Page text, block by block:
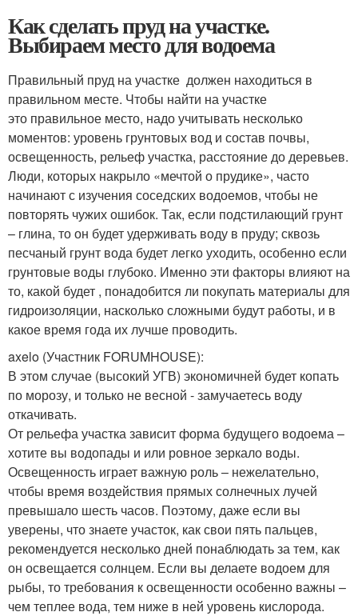
Как сделать пруд на участке.
Выбираем место для водоема
Правильный пруд на участке должен находиться в
правильном месте. Чтобы найти на участке
это правильное место, надо учитывать несколько
моментов: уровень грунтовых вод и состав почвы,
освещенность, рельеф участка, расстояние до деревьев.
Люди, которых накрыло «мечтой о прудике», часто
начинают с изучения соседских водоемов, чтобы не
повторять чужих ошибок. Так, если подстилающий грунт
– глина, то он будет удерживать воду в пруду; сквозь
песчаный грунт вода будет легко уходить, особенно если
грунтовые воды глубоко. Именно эти факторы влияют на
то, какой будет , понадобится ли покупать материалы для
гидроизоляции, насколько сложными будут работы, и в
какое время года их лучше проводить.
axelo (Участник FORUMHOUSE):
В этом случае (высокий УГВ) экономичней будет копать
по морозу, и только не весной - замучаетесь воду
откачивать.
От рельефа участка зависит форма будущего водоема –
хотите вы водопады и или ровное зеркало воды.
Освещенность играет важную роль – нежелательно,
чтобы время воздействия прямых солнечных лучей
превышало шесть часов. Поэтому, даже если вы
уверены, что знаете участок, как свои пять пальцев,
рекомендуется несколько дней понаблюдать за тем, как
он освещается солнцем. Если вы делаете водоем для
рыбы, то требования к освещенности особенно важны –
чем теплее вода, тем ниже в ней уровень кислорода.